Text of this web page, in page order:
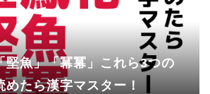
堅魚」「冪冪」これら3つの
めたら漢字マスター！